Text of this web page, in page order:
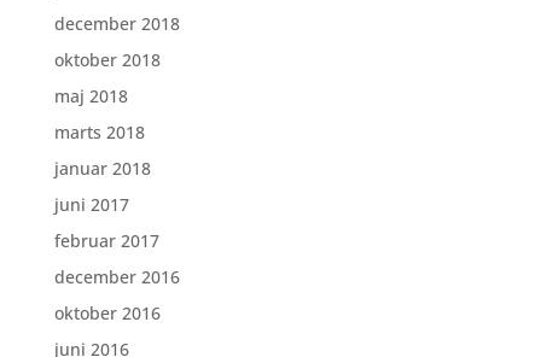
december 2018
oktober 2018
maj 2018
marts 2018
januar 2018
juni 2017
februar 2017
december 2016
oktober 2016
juni 2016